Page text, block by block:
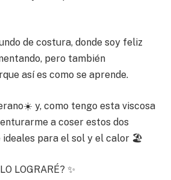
de costura, donde soy feliz
pero también
así es como se aprende.
y, como tengo esta viscosa
a coser estos dos
para el sol y el calor 🏖
LOGRARÉ? ✨️